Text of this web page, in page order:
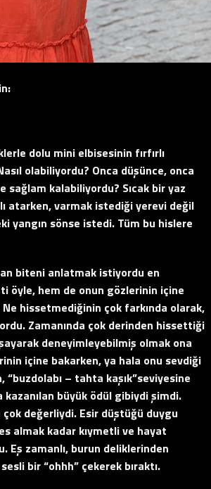
dolu mini elbisesinin fırfırlı
olabiliyordu? Onca düşünce, onca
sağlam kalabiliyordu? Sıcak bir yaz
atarken, varmak istediği yerevi değil
yangın sönse istedi. Tüm bu hislere
biteni anlatmak istiyordu en
öyle, hem de onun gözlerinin içine
hissetmediğinin çok farkında olarak,
Zamanında çok derinden hissettiği
deneyimleyebilmiş olmak ona
içine bakarken, ya hala onu sevdiği
“buzdolabı – tahta kaşık”seviyesine
büyük ödül gibiydi şimdi.
çok değerliydi. Esir düştüğü duygu
almak kadar kıymetli ve hayat
Eş zamanlı, burun deliklerinden
bir “ohhh” çekerek bıraktı.